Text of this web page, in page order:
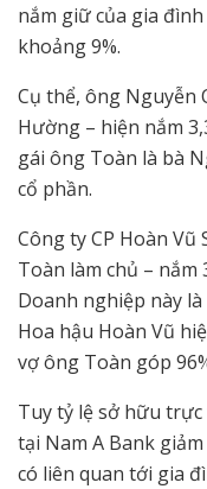
nắm giữ của gia
khoảng 9%.
Cụ thể, ông Nguyễn
Hường – hiện nắm
gái ông Toàn là bà
cổ phần.
Công ty CP Hoàn
Toàn làm chủ – nắm
Doanh nghiệp này
Hoa hậu Hoàn Vũ
vợ ông Toàn góp
Tuy tỷ lệ sở hữu
tại Nam A Bank
có liên quan tới gia